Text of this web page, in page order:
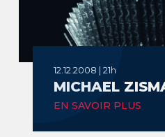
12.12.2008 | 21h
MICHAEL
EN SAVOIR PLUS